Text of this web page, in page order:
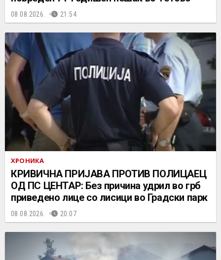
08.08.2026. 21:54
ХРОНИКА
КРИВИЧНА ПРИЈАВА ПРОТИВ ПОЛИЦАЕЦ
ОД ПС ЦЕНТАР: Без причина удрил во грб
приведено лице со лисици во Градски парк
08.08.2026. 20:07